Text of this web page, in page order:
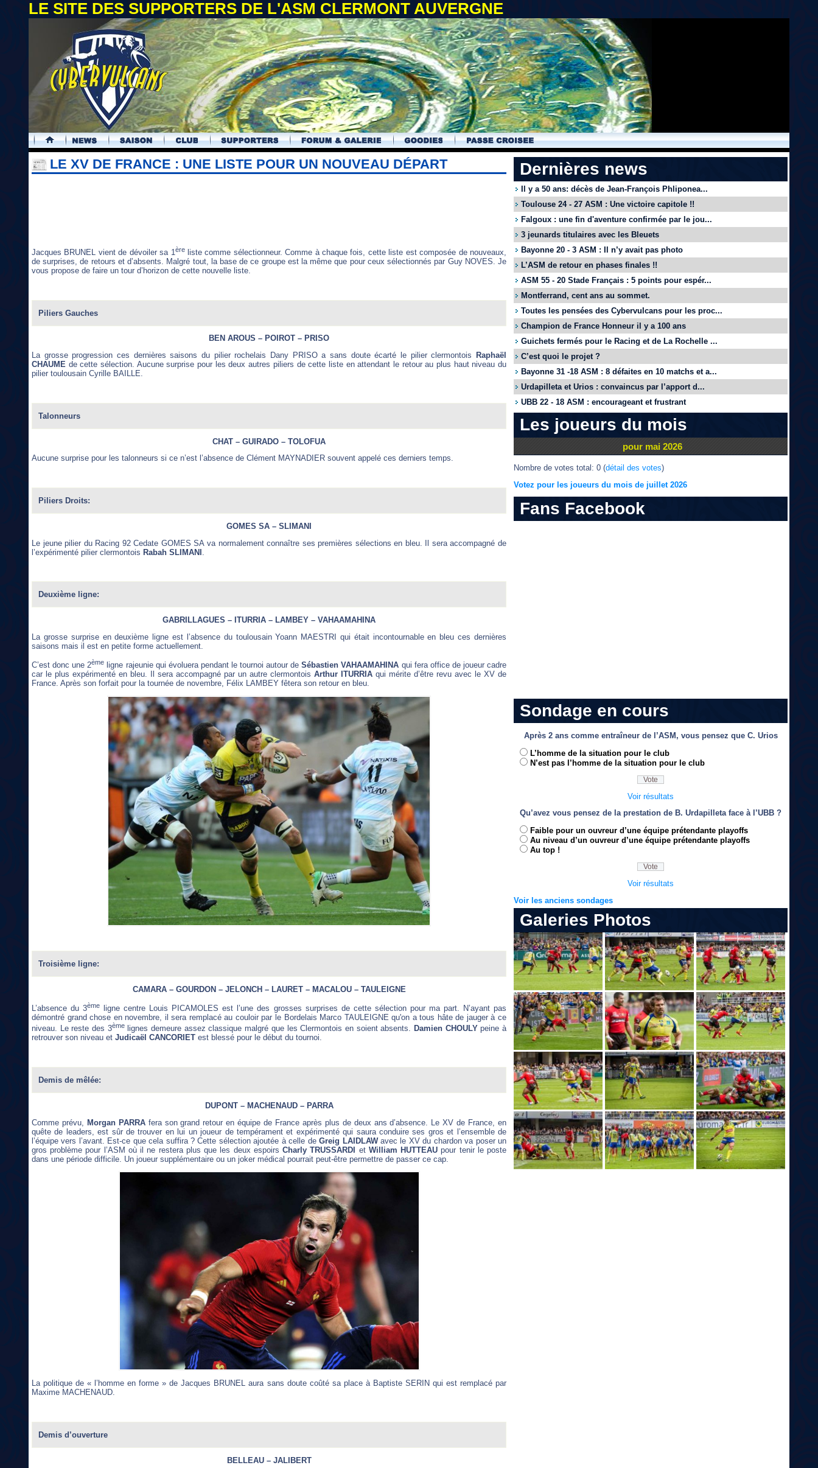
LE SITE DES SUPPORTERS DE L'ASM CLERMONT AUVERGNE
.
LE XV DE FRANCE : UNE LISTE POUR UN NOUVEAU DÉPART
Jacques BRUNEL vient de dévoiler sa 1èreliste comme sélectionneur. Comme à chaque fois, cette liste est composée de nouveaux,
de surprises, de retours et d’absents. Malgré tout, la base de ce groupe est la même que pour ceux sélectionnés par Guy NOVES. Je
vous propose de faire un tour d’horizon de cette nouvelle liste.
Piliers Gauches
BEN AROUS – POIROT – PRISO
La grosse progression ces dernières saisons du pilier rochelais Dany PRISO a sans doute écarté le pilier clermontois
Raphaël
CHAUME de cette sélection. Aucune surprise pour les deux autres piliers de cette liste en attendant le retour au plus haut niveau du
pilier toulousain Cyrille BAILLE.
Talonneurs
CHAT – GUIRADO – TOLOFUA
Aucune surprise pour les talonneurs si ce n’est l’absence de Clément MAYNADIER souvent appelé ces derniers temps.
Piliers Droits:
GOMES SA – SLIMANI
Le jeune pilier du Racing 92 Cedate GOMES SA va normalement connaître ses premières sélections en bleu. Il sera accompagné de
l’expérimenté pilier clermontois Rabah SLIMANI
Deuxième ligne:
GABRILLAGUES – ITURRIA – LAMBEY – VAHAAMAHINA
La grosse surprise en deuxième ligne est l’absence du toulousain Yoann MAESTRI qui était incontournable en bleu ces dernières
saisons mais il est en petite forme actuellement.
C’est donc une 2ème ligne rajeunie qui évoluera pendant le tournoi autour deSébastien VAHAAMAHINA qui fera office de joueur cadre
car le plus expérimenté en bleu. Il sera accompagné par un autre clermontois Arthur ITURRIA qui mérite d’être revu avec le XV de
France. Après son forfait pour la tournée de novembre, Félix LAMBEY fêtera son retour en bleu.
Troisième ligne:
CAMARA – GOURDON – JELONCH – LAURET – MACALOU – TAULEIGNE
L’absence du 3ème
ligne centre Louis PICAMOLES est l’une des grosses surprises de cette sélection pour ma part. N’ayant pas
démontré grand chose en novembre, il sera remplacé au couloir par le Bordelais Marco TAULEIGNE qu'on a tous hâte de jauger à ce
niveau. Le reste des 3èmelignes demeure assez classique malgré que les Clermontois en soient absents. Damien CHOULYpeine à
retrouver son niveau et Judicaël CANCORIET est blessé pour le début du tournoi.
Demis de mêlée:
DUPONT – MACHENAUD – PARRA
Comme prévu, Morgan PARRAfera son grand retour en équipe de France après plus de deux ans d’absence. Le XV de France, en
quête de leaders, est sûr de trouver en lui un joueur de tempérament et expérimenté qui saura conduire ses gros et l’ensemble de
l’équipe vers l’avant. Est-ce que cela suffira ? Cette sélection ajoutée à celle deGreig LAIDLAWavec le XV du chardon va poser un
gros problème pour l’ASM où il ne restera plus que les deux espoirsCharly TRUSSARDI et William HUTTEAU pour tenir le poste
dans une période difficile. Un joueur supplémentaire ou un joker médical pourrait peut-être permettre de passer ce cap.
La politique de « l’homme en forme » de Jacques BRUNEL aura sans doute coûté sa place à Baptiste SERIN qui est remplacé par
Maxime MACHENAUD.
Demis d’ouverture
BELLEAU – JALIBERT
Dernières news
Il y a 50 ans: décès de Jean-François Phliponea...
Toulouse 24 - 27 ASM : Une victoire capitole !!
Falgoux : une fin d'aventure confirmée par le jou...
3 jeunards titulaires avec les Bleuets
Bayonne 20 - 3 ASM : Il n’y avait pas photo
L’ASM de retour en phases finales !!
ASM 55 - 20 Stade Français : 5 points pour espér...
Montferrand, cent ans au sommet.
Toutes les pensées des Cybervulcans pour les proc...
Champion de France Honneur il y a 100 ans
Guichets fermés pour le Racing et de La Rochelle ...
C’est quoi le projet ?
Bayonne 31 -18 ASM : 8 défaites en 10 matchs et a...
Urdapilleta et Urios : convaincus par l’apport d...
UBB 22 - 18 ASM : encourageant et frustrant
Les joueurs du mois
pour mai 2026
Nombre de votes total: 0 (détail des votes)
Votez pour les joueurs du mois de juillet 2026
Fans Facebook
Sondage en cours
Après 2 ans comme entraîneur de l’ASM, vous pensez que C. Urios
L’homme de la situation pour le club
N’est pas l’homme de la situation pour le club
Voir résultats
Qu’avez vous pensez de la prestation de B. Urdapilleta face à l’UBB ?
Faible pour un ouvreur d’une équipe prétendante playoffs
Au niveau d’un ouvreur d’une équipe prétendante playoffs
Au top !
Voir résultats
Voir les anciens sondages
Galeries Photos